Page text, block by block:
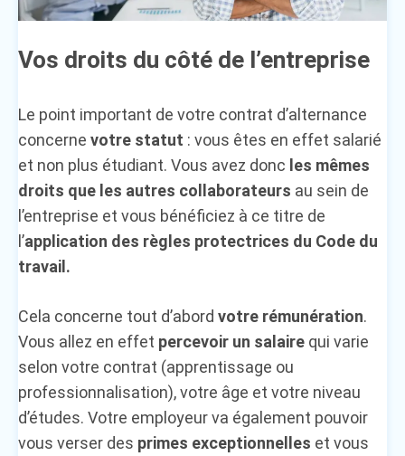
Vos droits du côté de l’entreprise
Le point important de votre contrat d’alternance
concerne votre statut : vous êtes en effet salarié
et non plus étudiant. Vous avez donc les mêmes
droits que les autres collaborateurs au sein de
l’entreprise et vous bénéficiez à ce titre de
l’application des règles protectrices du Code du
travail.
Cela concerne tout d’abord votre rémunération.
Vous allez en effet percevoir un salaire qui varie
selon votre contrat (apprentissage ou
professionnalisation), votre âge et votre niveau
d’études. Votre employeur va également pouvoir
vous verser des primes exceptionnelles et vous